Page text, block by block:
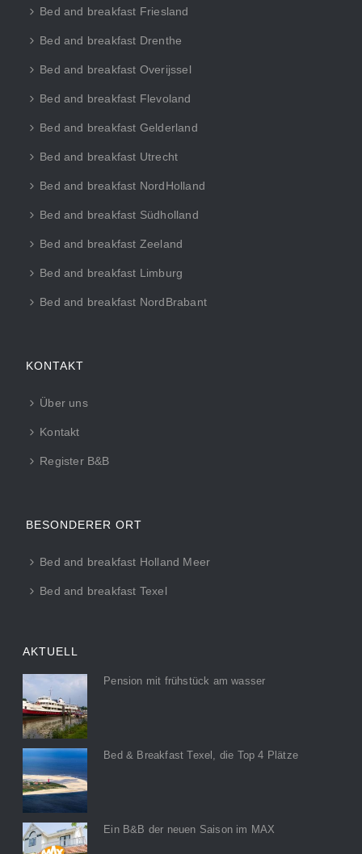
Bed and breakfast Friesland
Bed and breakfast Drenthe
Bed and breakfast Overijssel
Bed and breakfast Flevoland
Bed and breakfast Gelderland
Bed and breakfast Utrecht
Bed and breakfast NordHolland
Bed and breakfast Südholland
Bed and breakfast Zeeland
Bed and breakfast Limburg
Bed and breakfast NordBrabant
KONTAKT
Über uns
Kontakt
Register B&B
BESONDERER ORT
Bed and breakfast Holland Meer
Bed and breakfast Texel
AKTUELL
Pension mit frühstück am wasser
Bed & Breakfast Texel, die Top 4 Plätze
Ein B&B der neuen Saison im MAX